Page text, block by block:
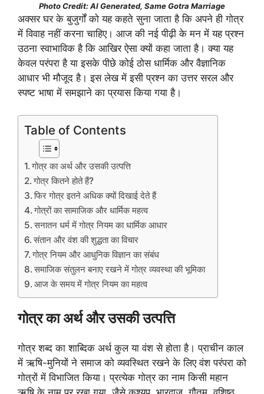
Photo Credit: AI Generated, Same Gotra Marriage
अक्सर घर के बुजुर्गों को यह कहते सुना जाता है कि अपने ही गोत्र
में विवाह नहीं करना चाहिए। आज की नई पीढ़ी के मन में यह प्रश्न
उठना स्वाभाविक है कि आखिर ऐसा क्यों कहा जाता है। क्या यह
केवल परंपरा है या इसके पीछे कोई ठोस धार्मिक और वैज्ञानिक
आधार भी मौजूद है। इस लेख में इसी प्रश्न का उत्तर सरल और
स्पष्ट भाषा में समझाने का प्रयास किया गया है।
Table of Contents
गोत्र का अर्थ और उसकी उत्पत्ति
गोत्र कितने होते हैं?
फिर गोत्र इतने अधिक क्यों दिखाई देते हैं
गोत्रों का सामाजिक और धार्मिक महत्व
सनातन धर्म में गोत्र नियम का धार्मिक आधार
संतान और वंश की शुद्धता का विचार
गोत्र नियम और आधुनिक विज्ञान का संबंध
समाजिक संतुलन बनाए रखने में गोत्र व्यवस्था की भूमिका
आज के समय में गोत्र नियम का महत्व
गोत्र का अर्थ और उसकी उत्पत्ति
गोत्र शब्द का शाब्दिक अर्थ कुल या वंश से होता है। प्राचीन काल
में ऋषि-मुनियों ने समाज को व्यवस्थित रखने के लिए वंश परंपरा को
गोत्रों में विभाजित किया। प्रत्येक गोत्र का नाम किसी महान